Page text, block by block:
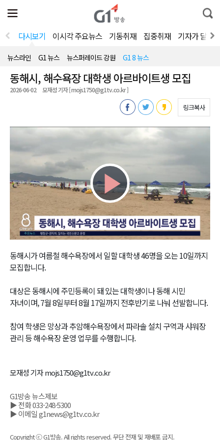
전
체
뉴
열
통
합
색
다시보기 이시각 주요뉴스 기동취재 집중취재 기자가 달려
뉴스라인 G1 뉴스 뉴스퍼레이드 강원 G1 8 뉴스
동해시, 해수욕장 대학생 아르바이트생 모집
2026-06-02 모재성 기자 [ mojs1750@g1tv.co.kr ]
링크복사
Play
Video
동해시가 여름철 해수욕장에서 일할 대학생 46명을 오는 10일까지
모집합니다.
대상은 동해시에 주민등록이 돼 있는 대학생이나 동해 시민
자녀이며, 7월 8일부터 8월 17일까지 전후반기로 나눠 선발합니다.
참여 학생은 망상과 추암해수욕장에서 파라솔 설치 구역과 샤워장
관리 등 해수욕장 운영 업무를 수행합니다.
모재성 기자 mojs1750@g1tv.co.kr
G1방송 뉴스제보
▶ 전화 033-248-5300
▶ 이메일 g1news@g1tv.co.kr
Copyright ⓒ G1방송. All rights reserved. 무단 전재 및 재배포 금지.